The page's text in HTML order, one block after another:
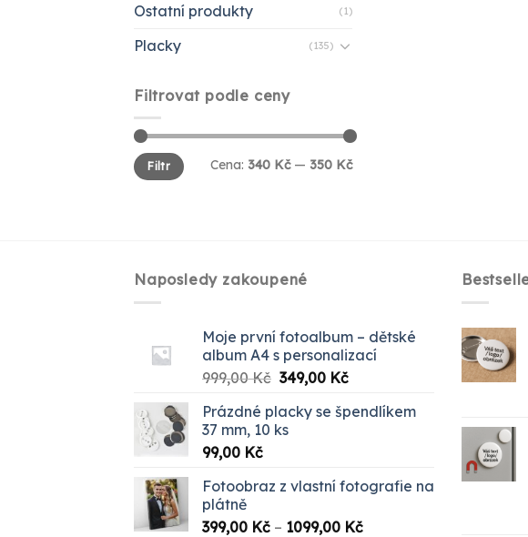
Ostatní produkty (1)
Placky (135)
Filtrovat podle ceny
Minimální
cena
Maximální
cenaFiltr Cena: 340 Kč— 350 Kč
Naposledy zakoupené
Moje první fotoalbum – dětské
album A4 s personalizací
999,00Kč Původní
byla:
999,00 Kč.
349,00 KčAktuální
je:
Prázdné placky se špendlíkem
37 mm, 10 ks
99,00 Kč
Fotoobraz z vlastní fotografie na
plátně
399,00 Kč – 1099,00 KčRozpětí